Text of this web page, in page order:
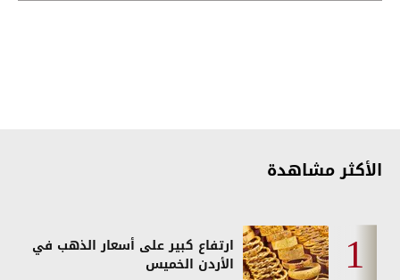
الأكثر مشاهدة
ارتفاع كبير على أسعار الذهب في
الأردن الخميس